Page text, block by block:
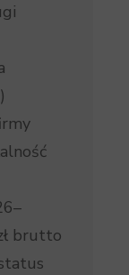
brutto